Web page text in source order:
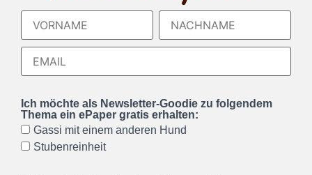
Ich möchte als Newsletter-Goodie zu folgendem
Thema ein ePaper gratis erhalten:
Gassi mit einem anderen Hund
Stubenreinheit